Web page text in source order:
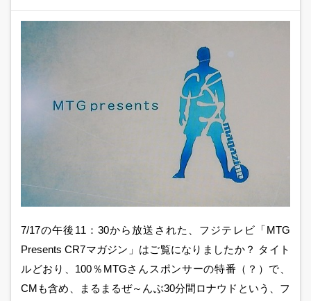
7/17の午後11：30から放送された、フジテレビ「MTG
Presents CR7マガジン」はご覧になりましたか？ タイト
ルどおり、100％MTGさんスポンサーの特番（？）で、
CMも含め、まるまるぜ～んぶ30分間ロナウドという、フ